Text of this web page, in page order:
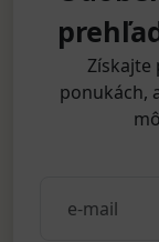
Získajte
ponukách,